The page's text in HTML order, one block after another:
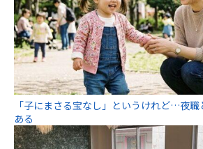
「子にまさる宝なし」というけれど…夜
ある